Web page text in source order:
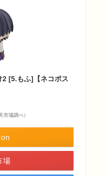
2 [5.もふ]【ネコポス
場調べ）
場